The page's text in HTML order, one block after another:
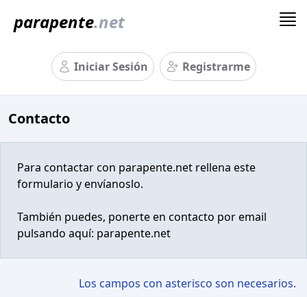
parapente.net
Iniciar Sesión Registrarme
Contacto
Para contactar con parapente.net rellena este
formulario y envíanoslo.
También puedes, ponerte en contacto por email
pulsando aquí: parapente.net
Los campos con asterisco son necesarios.